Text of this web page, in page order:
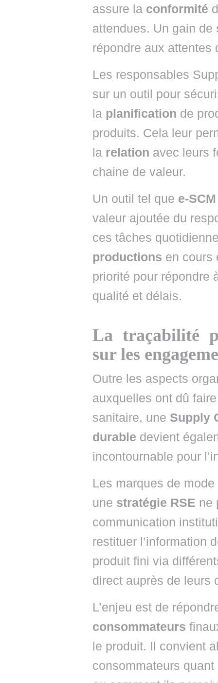
assure la conformité
attendues. Un gain de
répondre aux attentes
Les responsables
sur un outil pour
la planification de
produits. Cela leur
la relation avec leurs
chaine de valeur.
Un outil tel que e-SCM
valeur ajoutée du
ces tâches
productions en cours
priorité pour répondre
qualité et délais.
La traçabilité
sur les
Outre les aspects
auxquelles ont dû
sanitaire, une Supply
durable devient
incontournable pour
Les marques de
une stratégie RSE ne
communication
restituer l’information
produit fini via
direct auprès de leurs
L’enjeu est de
consommateurs
le produit. Il convient
consommateurs